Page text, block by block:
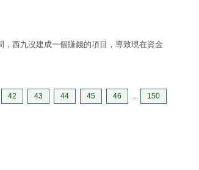
，西九沒建成一個賺錢的項目，導致現在資金
42 43 44 45 46 150